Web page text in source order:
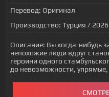
Перевод: Оригинал
Производство: Турция / 2026
Описание: Вы когда-нибудь
непохожие люди вдруг
героини одного
до невозможности, упрямые,